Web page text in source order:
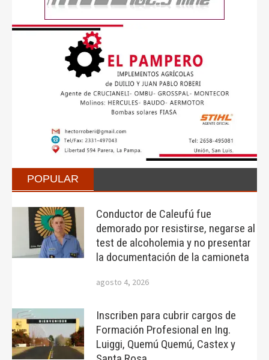
POPULAR
Conductor de Caleufú fue
demorado por resistirse, negarse al
test de alcoholemia y no presentar
la documentación de la camioneta
agosto 4, 2026
Inscriben para cubrir cargos de
Formación Profesional en Ing.
Luiggi, Quemú Quemú, Castex y